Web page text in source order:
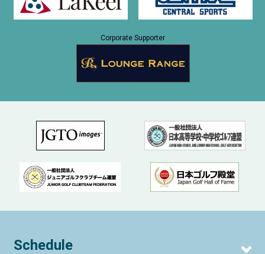
Corporate Supporter
Schedule